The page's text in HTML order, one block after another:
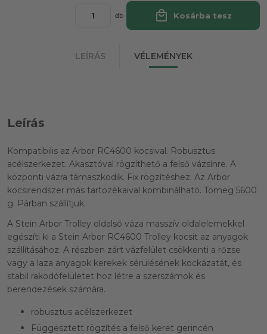
db local_mall Kosárba tesz
LEÍRÁS VÉLEMÉNYEK
Leírás
Kompatibilis az Arbor RC4600 kocsival. Robusztus
acélszerkezet. Akasztóval rögzíthető a felső vázsínre. A
központi vázra támaszkodik. Fix rögzítéshez. Az Arbor
kocsirendszer más tartozékaival kombinálható. Tömeg 5600
g. Párban szállítjuk.
A Stein Arbor Trolley oldalsó váza masszív oldalelemekkel
egészíti ki a Stein Arbor RC4600 Trolley kocsit az anyagok
szállításához. A részben zárt vázfelület csökkenti a rőzse
vagy a laza anyagok kerekek sérülésének kockázatát, és
stabil rakodófelületet hoz létre a szerszámok és
berendezések számára.
robusztus acélszerkezet
Függesztett rögzítés a felső keret gerincén